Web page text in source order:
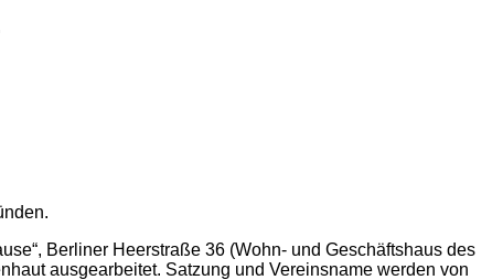
Berliner Heerstraße 36 (Wohn- und Geschäftshaus des
ausgearbeitet. Satzung und Vereinsname werden von